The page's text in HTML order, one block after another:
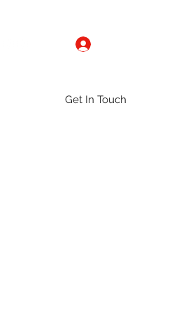
Get In Touch